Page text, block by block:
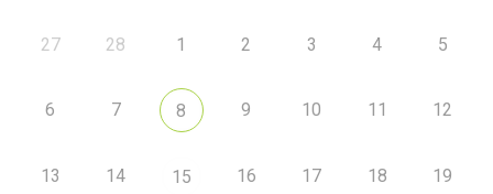
27 28 1 2 3 4 5
6 7 8 9 10 11 12
13 14 15 16 17 18 19